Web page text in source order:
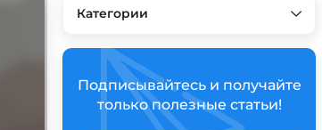
Категории
Подписывайтесь и получайте
только полезные статьи!